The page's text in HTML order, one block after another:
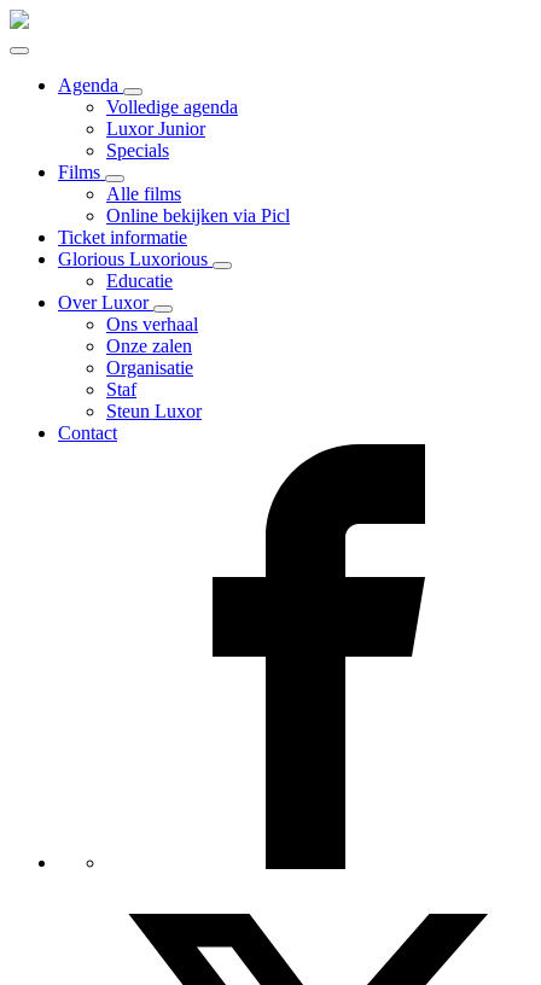
Agenda
Volledige agenda
Luxor Junior
Specials
Films
Alle films
Online bekijken via Picl
Ticket informatie
Glorious Luxorious
Educatie
Over Luxor
Ons verhaal
Onze zalen
Organisatie
Staf
Steun Luxor
Contact